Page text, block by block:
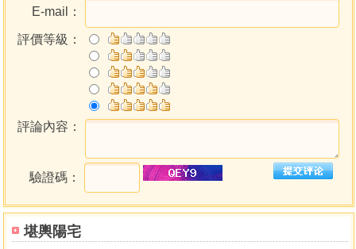
堪輿陽宅
逐留任由命運折騰而無力反抗了。
西方占星學經過這幾十年的研究發展，推運算命的準備
率大為提升，成為用於占卜個人命運，預測政治變化、經濟
波動，甚至醫藥和心理學家的趨吉避凶指南。
何昭劻（一宗）宗師是首位華人術數師，將精確無比的
西方占星學，融入中國陰陽五行之規範內，創建了一套嚴謹
與科學兼備「天星改運法」，他不需借助迷信包裝，便能使
霧尋出突破途徑！
宗師常言，人們不應固守傳統，時常處於盲目的宿命悲
觀思維內，私底下不安、散漫及迷惑，亦墮入宗教迷信中受
其操控，徒增挫折感。
借助「天命改運法」，能清楚地描述，解釋及預測任何
E-mail：
評價等級：
評論內容：
驗證碼：